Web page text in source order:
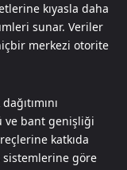
kıyasla daha
sunar. Veriler
merkezi otorite
ve bant genişliği
katkıda
sistemlerine göre